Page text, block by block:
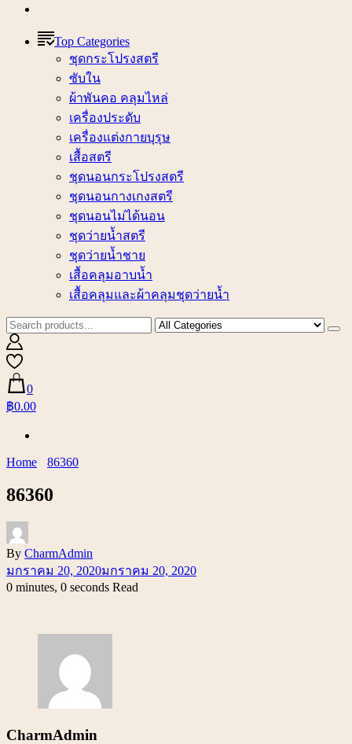
Top Categories
ชุดกระโปรงสตรี
ซับใน
ผ้าพันคอ คลุมไหล่
เครื่องประดับ
เครื่องแต่งกายบุรุษ
เสื้อสตรี
ชุดนอนกระโปรงสตรี
ชุดนอนกางเกงสตรี
ชุดนอนไม่ได้นอน
ชุดว่ายน้ำสตรี
ชุดว่ายน้ำชาย
เสื้อคลุมอาบน้ำ
เสื้อคลุมและผ้าคลุมชุดว่ายน้ำ
0
฿0.00
Home 86360
86360
By CharmAdmin
มกราคม 20, 2020มกราคม 20, 2020
0 minutes, 0 seconds Read
CharmAdmin